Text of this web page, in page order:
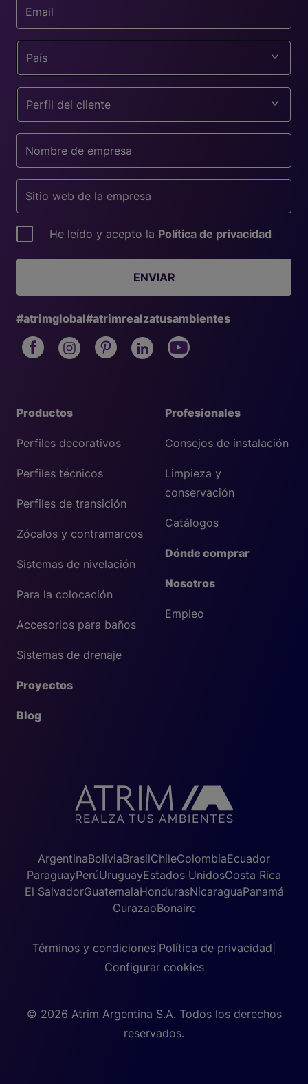
Profesionales
Consejos de instalación
Limpieza y
conservación
Catálogos
Dónde comprar
Nosotros
Empleo
Productos
Perfiles decorativos
Perfiles técnicos
Perfiles de transición
Zócalos y contramarcos
Sistemas de nivelación
Para la colocación
Accesorios para baños
Sistemas de drenaje
Proyectos
Blog
País
Perfil del cliente
He leído y acepto la Política de privacidad
ENVIAR
#atrimglobal#atrimrealzatusambientes
ArgentinaBoliviaBrasilChileColombiaEcuador
ParaguayPerúUruguayEstados UnidosCosta Rica
El SalvadorGuatemalaHondurasNicaraguaPanamá
CurazaoBonaire
Términos y condiciones Política de privacidad
Configurar cookies
© 2026 Atrim Argentina S.A. Todos los derechos
reservados.